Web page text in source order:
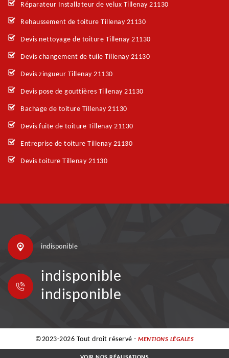
Réparateur Installateur de velux Tillenay 21130
Rehaussement de toiture Tillenay 21130
Devis nettoyage de toiture Tillenay 21130
Devis changement de tuile Tillenay 21130
Devis zingueur Tillenay 21130
Devis pose de gouttières Tillenay 21130
Bachage de toiture Tillenay 21130
Devis fuite de toiture Tillenay 21130
Entreprise de toiture Tillenay 21130
Devis toiture Tillenay 21130
indisponible
indisponible
indisponible
©2023-2026 Tout droit réservé - MENTIONS LÉGALES